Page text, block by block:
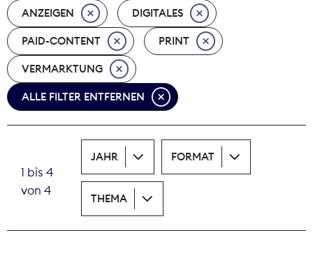
Nachwuchs
Nova Award
Pressefreiheit
Print
Recht
Tarifpolitik
Theodor-Wolff-Preis
ANZEIGEN DIGITALES
PAID-CONTENT PRINT
VERMARKTUNG
ALLE FILTER ENTFERNEN
1 bis 4
von 4
JAHR FORMAT
THEMA